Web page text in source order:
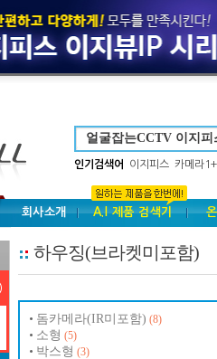
인기검색어 이지피스 카메라
회사소개 A.I 제품 검색기
하우징(브라켓미포함)
돔카메라(IR미포함) (8)
소형 (5)
박스형 (3)